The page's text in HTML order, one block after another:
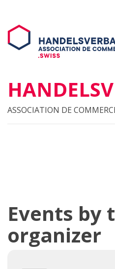
ASSOCIATION DE
Events by
organizer